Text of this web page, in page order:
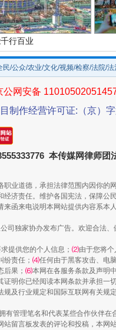
行百业
反腐深化
民/公众/农业/文化/视频/检察/法院/法
公网安备
制作经营许可证:（京）
本传媒网律师团
业道德，承担法律范围内因你的
济责任。维护各国宪法，保障公
函来电说明本网站提供内容系本
司独家协办发布广告。欢迎合法
提供您的个人信息； ⑵由于您将
责任； ⑷任何由于黑客攻击、电
后果； ⑹本网在各服务条款及声明
明你已经阅读本网条款并承担一
及行业规定和国际互联网有关规
管理笔名和代表某些合作伙伴
留言板发表的评论和投稿，本网